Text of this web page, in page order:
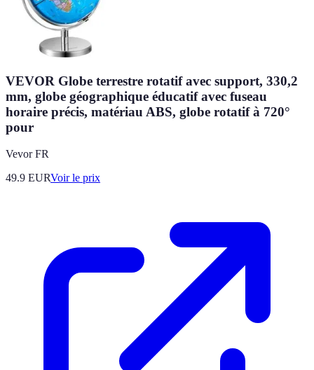
VEVOR Globe terrestre rotatif avec support, 330,2
mm, globe géographique éducatif avec fuseau
horaire précis, matériau ABS, globe rotatif à 720°
pour
Vevor FR
49.9 EURVoir le prix